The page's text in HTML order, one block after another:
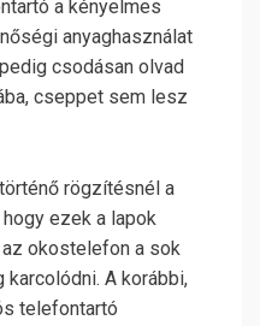
a kényelmes
anyaghasználat
csodásan olvad
cseppet sem lesz
rögzítésnél a
ezek a lapok
az okostelefon a sok
A korábbi,
telefontartó